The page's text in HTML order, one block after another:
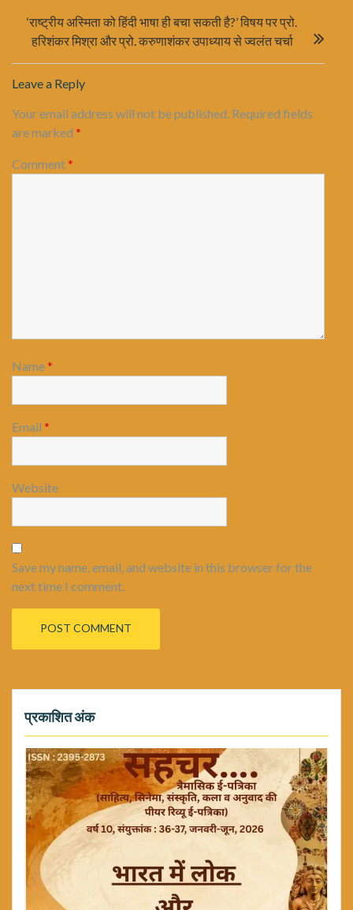
‘राष्ट्रीय अस्मिता को हिंदी भाषा ही बचा सकती है?’ विषय पर प्रो.
हरिशंकर मिश्रा और प्रो. करुणाशंकर उपाध्याय से ज्वलंत चर्चा
Leave a Reply
Your email address will not be published. Required fields
are marked *
Comment*
Name*
Email *
Website
Save my name, email, and website in this browser for the
next time I comment.
प्रकाशित अंक